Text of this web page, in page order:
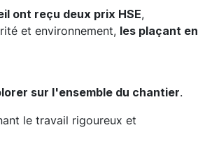
ont reçu deux prix HSE,
et environnement, les plaçant en
sur l'ensemble du chantier.
le travail rigoureux et